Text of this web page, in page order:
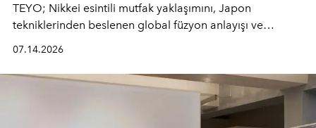
TEYO; Nikkei esintili mutfak yaklaşımını, Japon
tekniklerinden beslenen global füzyon anlayışı ve
07.14.2026